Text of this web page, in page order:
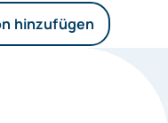
hinzufügen